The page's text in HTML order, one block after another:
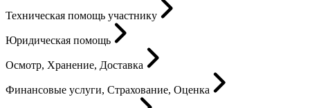
Техническая помощь участнику
Юридическая помощь
Осмотр, Хранение, Доставка
Финансовые услуги, Страхование, Оценка